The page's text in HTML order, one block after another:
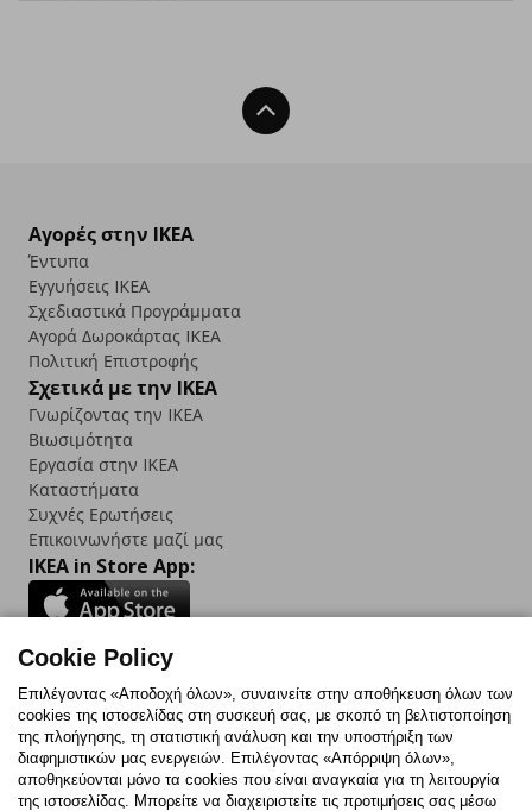
Back To Top
Αγορές στην IKEA
Έντυπα
Εγγυήσεις IKEA
Σχεδιαστικά Προγράμματα
Αγορά Δωρoκάρτας IKEA
Πολιτική Επιστροφής
Σχετικά με την IKEA
Γνωρίζοντας την IKEA
Βιωσιμότητα
Εργασία στην IKEA
Καταστήματα
Συχνές Ερωτήσεις
Επικοινωνήστε μαζί μας
IKEA in Store App:
Follow us:
FacebookInstagram
TikTokYoutubePinterestTwitter
Cookie Policy
Επιλέγοντας «Αποδοχή όλων», συναινείτε στην αποθήκευση όλων των
cookies της ιστοσελίδας στη συσκευή σας, με σκοπό τη βελτιστοποίηση
της πλοήγησης, τη στατιστική ανάλυση και την υποστήριξη των
διαφημιστικών μας ενεργειών. Επιλέγοντας «Απόρριψη όλων»,
αποθηκεύονται μόνο τα cookies που είναι αναγκαία για τη λειτουργία
της ιστοσελίδας. Μπορείτε να διαχειριστείτε τις προτιμήσεις σας μέσω